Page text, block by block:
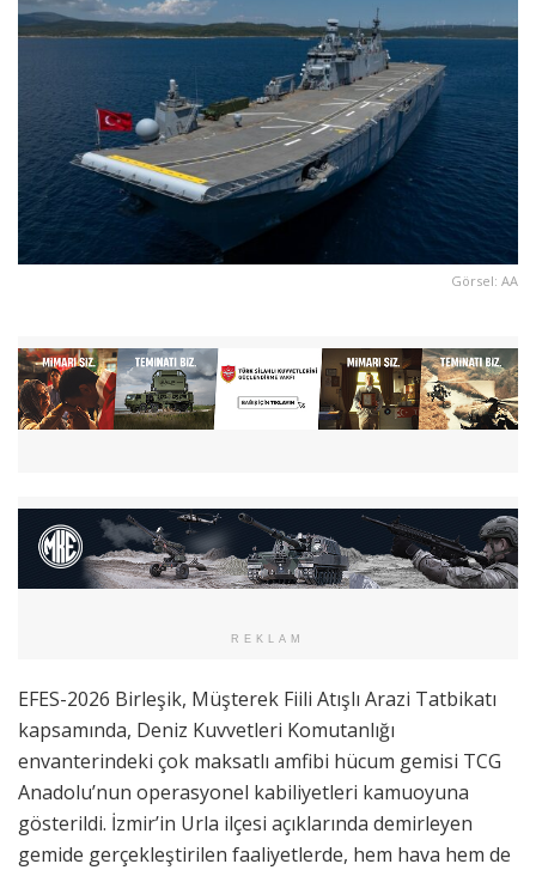
Görsel: AA
REKLAM
EFES-2026 Birleşik, Müşterek Fiili Atışlı Arazi Tatbikatı
kapsamında, Deniz Kuvvetleri Komutanlığı
envanterindeki çok maksatlı amfibi hücum gemisi TCG
Anadolu’nun operasyonel kabiliyetleri kamuoyuna
gösterildi. İzmir’in Urla ilçesi açıklarında demirleyen
gemide gerçekleştirilen faaliyetlerde, hem hava hem de